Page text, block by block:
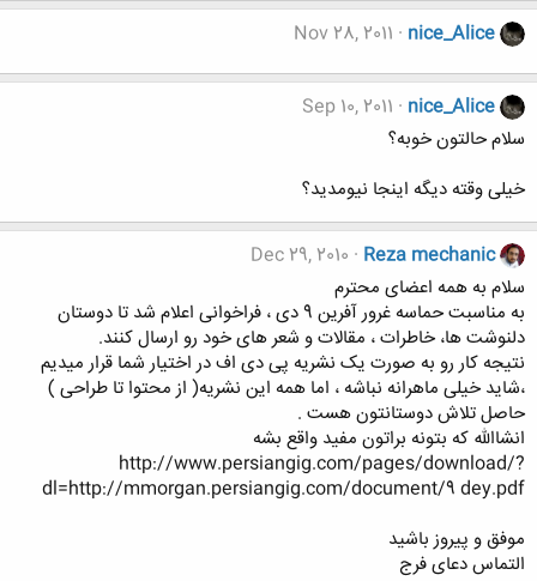
nice_Alice
Nov 28, 2011
nice_Alice
Sep 10, 2011
سلام حالتون خوبه؟
خیلی وقته دیگه اینجا نیومدید؟
Reza mechanic
Dec 29, 2010
سلام به همه اعضای محترم
به مناسبت حماسه غرور آفرین 9 دی ، فراخوانی اعلام شد تا دوستان
دلنوشت ها، خاطرات ، مقالات و شعر های خود رو ارسال کنند.
نتیجه کار رو به صورت یک نشریه پی دی اف در اختیار شما قرار میدیم
،شاید خیلی ماهرانه نباشه ، اما همه این نشریه( از محتوا تا طراحی )
حاصل تلاش دوستانتون هست .
انشاالله که بتونه براتون مفید واقع بشه
http://www.persiangig.com/pages/download/?
dl=http://mmorgan.persiangig.com/document/9 dey.pdf
موفق و پیروز باشید
التماس دعای فرج